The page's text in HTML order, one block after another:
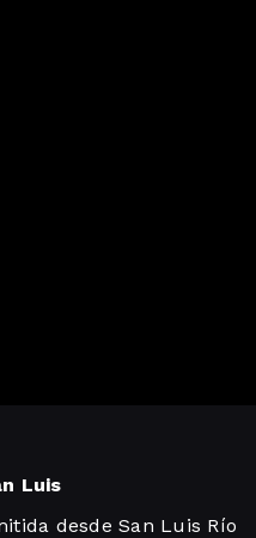
Luis
desde San Luis Río